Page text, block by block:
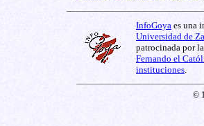
InfoGoya es una
Universidad de
patrocinada por
Fernando el
instituciones
©